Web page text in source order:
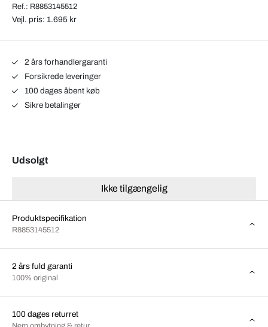
Ref.: R8853145512
Vejl. pris: 1.695 kr
2 års forhandlergaranti
Forsikrede leveringer
100 dages åbent køb
Sikre betalinger
Udsolgt
Ikke tilgængelig
Produktspecifikation
R8853145512
2 års fuld garanti
100% original
100 dages returret